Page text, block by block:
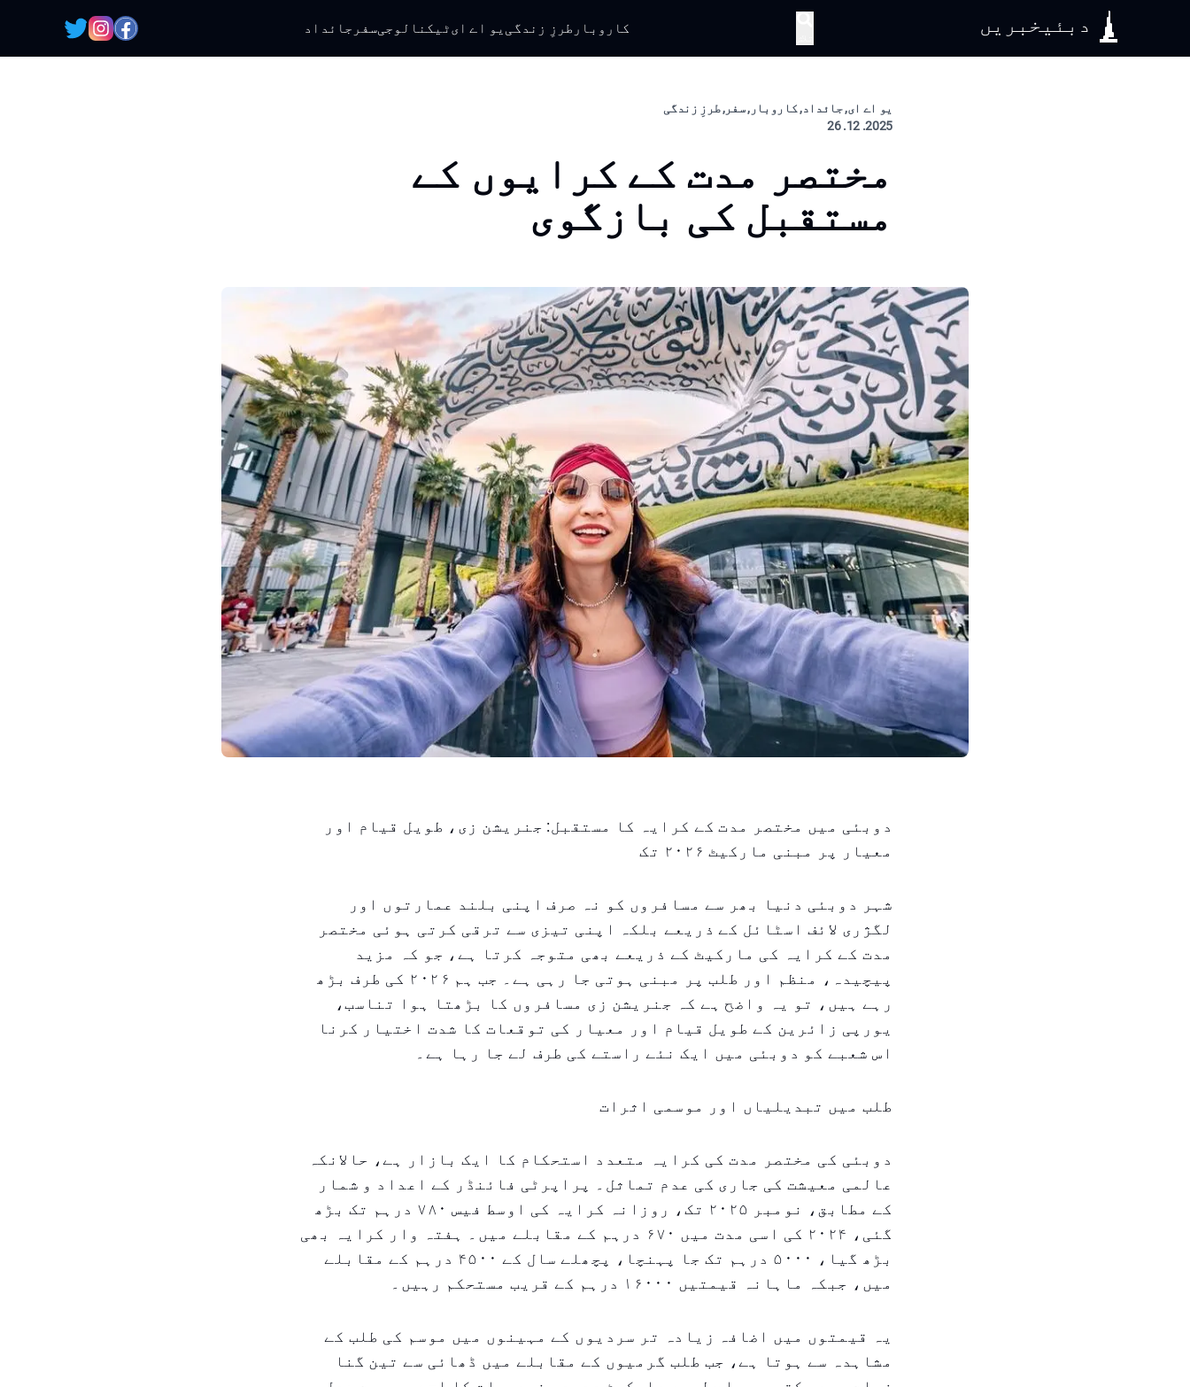
دبئیخبریں کاروبار طرزِ زندگی یو اے ایٹیکنالوجیسفر جائداد
یو اے ای, جائداد, کاروبار, سفر, طرزِ زندگی
2025. 12. 26
مختصر مدت کے کرایوں کے
مستقبل کی بازگوی
دوبئی میں مختصر مدت کے کرایہ کا مستقبل: جنریشن زی، طویل قیام اور
معیار پر مبنی مارکیٹ ۲۰۲۶ تک
شہر دوبئی دنیا بھر سے مسافروں کو نہ صرف اپنی بلند عمارتوں اور
لگژری لائف اسٹائل کے ذریعے بلکہ اپنی تیزی سے ترقی کرتی ہوئی مختصر
مدت کے کرایہ کی مارکیٹ کے ذریعے بھی متوجہ کرتا ہے، جو کہ مزید
پیچیدہ، منظم اور طلب پر مبنی ہوتی جا رہی ہے۔ جب ہم ۲۰۲۶ کی طرف بڑھ
رہے ہیں، تو یہ واضح ہے کہ جنریشن زی مسافروں کا بڑھتا ہوا تناسب،
یورپی زائرین کے طویل قیام اور معیار کی توقعات کا شدت اختیار کرنا
اس شعبے کو دوبئی میں ایک نئے راستے کی طرف لے جا رہا ہے۔
طلب میں تبدیلیاں اور موسمی اثرات
دوبئی کی مختصر مدت کی کرایہ متعدد استحکام کا ایک بازار ہے، حالانکہ
عالمی معیشت کی جاری کی عدم تماثل۔ پراپرٹی فائنڈر کے اعداد و شمار
کے مطابق، نومبر ۲۰۲۵ تک، روزانہ کرایہ کی اوسط فیس ۷۸۰ درہم تک بڑھ
گئی، ۲۰۲۴ کی اسی مدت میں ۶۷۰ درہم کے مقابلے میں۔ ہفتہ وار کرایہ بھی
بڑھ گیا، ۵۰۰۰ درہم تک جا پہنچا، پچھلے سال کے ۴۵۰۰ درہم کے مقابلے
میں، جبکہ ماہانہ قیمتیں ۱۶۰۰۰ درہم کے قریب مستحکم رہیں۔
یہ قیمتوں میں اضافہ زیادہ تر سردیوں کے مہینوں میں موسم کی طلب کے
مشاہدہ سے ہوتا ہے، جب طلب گرمیوں کے مقابلے میں ڈھائی سے تین گنا